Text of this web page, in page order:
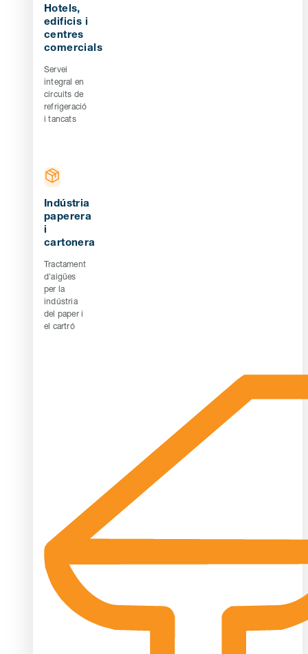
Hotels,
edificis i
centres
comercials
Servei
integral en
circuits de
refrigeració
i tancats
Indústria
paperera
i
cartonera
Tractament
d'aigües
per la
indústria
del paper i
el cartró